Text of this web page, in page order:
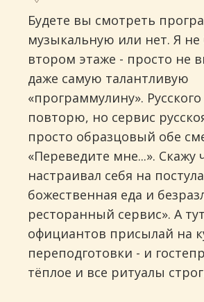
Будете вы смотреть
музыкальную или нет. Я
втором этаже - просто не
даже самую талантливую
«программулину».
повторю, но сервис
просто образцовый обе
«Переведите мне...». Скажу
настраивал себя на
божественная еда и
ресторанный сервис». А
официантов присылай на
переподготовки - и
тёплое и все ритуалы